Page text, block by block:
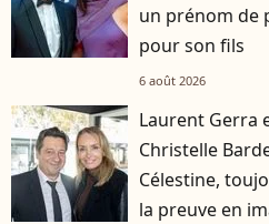
un prénom de
pour son fils
6 août 2026
Laurent Gerra
Christelle
Célestine,
la preuve en